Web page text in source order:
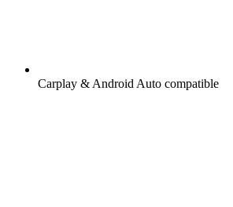
Carplay & Android Auto compatible